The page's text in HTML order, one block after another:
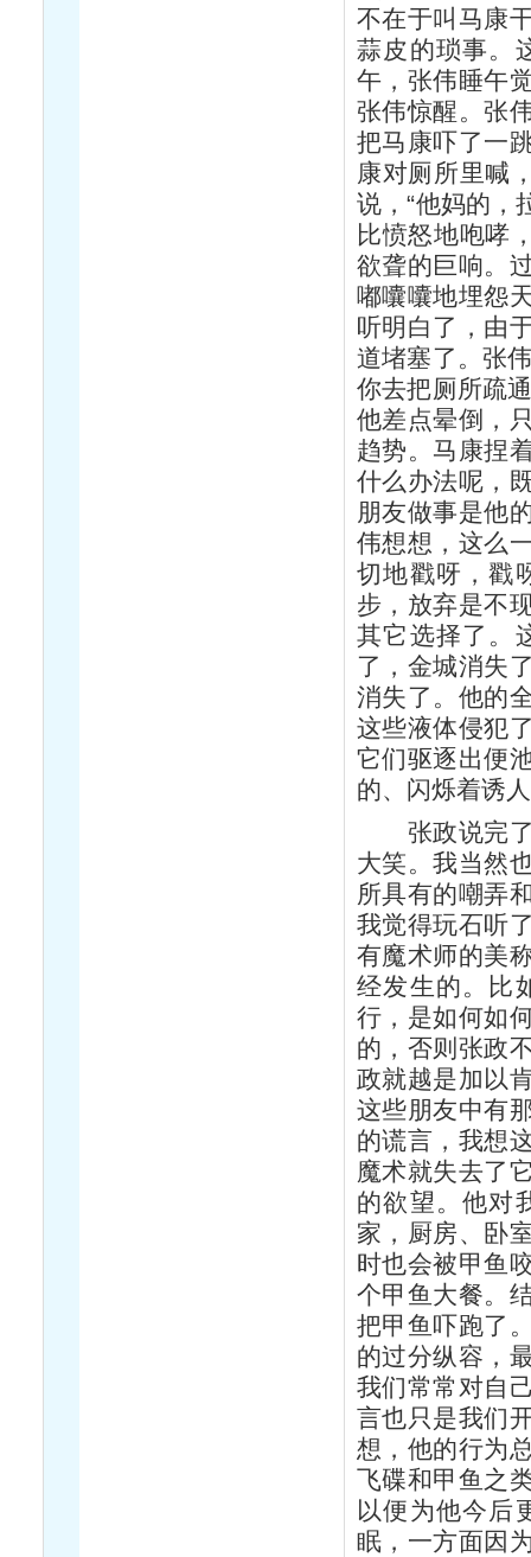
不在于叫马康
蒜皮的琐事。
午，张伟睡午
张伟惊醒。张
把马康吓了一
康对厕所里喊
说，“他妈的，
比愤怒地咆哮
欲聋的巨响。
嘟囔囔地埋怨
听明白了，由
道堵塞了。张
你去把厕所疏
他差点晕倒，
趋势。马康捏
什么办法呢，
朋友做事是他
伟想想，这么
切地戳呀，戳
步，放弃是不
其它选择了。
了，金城消失
消失了。他的
这些液体侵犯
它们驱逐出便
的、闪烁着诱
张政说完了
大笑。我当然
所具有的嘲弄
我觉得玩石听
有魔术师的美
经发生的。比
行，是如何如
的，否则张政
政就越是加以
这些朋友中有
的谎言，我想
魔术就失去了
的欲望。他对
家，厨房、卧
时也会被甲鱼
个甲鱼大餐。
把甲鱼吓跑了
的过分纵容，
我们常常对自
言也只是我们
想，他的行为
飞碟和甲鱼之
以便为他今后
眠，一方面因